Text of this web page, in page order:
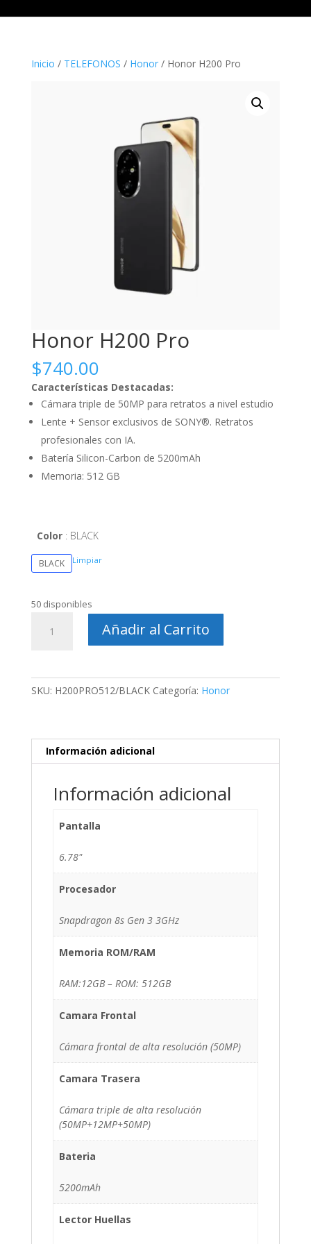
Inicio / TELEFONOS / Honor/ Honor H200 Pro
Honor H200 Pro
$740.00
Características Destacadas:
Cámara triple de 50MP para retratos a nivel estudio
Lente + Sensor exclusivos de SONY®. Retratos
profesionales con IA.
Batería Silicon-Carbon de 5200mAh
Memoria: 512 GB
Color BLACK
BLACK Limpiar
50 disponibles
H200
Añadir al Carrito
SKU: H200PRO512/BLACK Categoría: Honor
Información adicional
Información adicional
Pantalla
6.78"
Procesador
Snapdragon 8s Gen 3 3GHz
Memoria ROM/RAM
RAM:12GB – ROM: 512GB
Camara Frontal
Cámara frontal de alta resolución (50MP)
Camara Trasera
Cámara triple de alta resolución
(50MP+12MP+50MP)
Bateria
5200mAh
Lector Huellas